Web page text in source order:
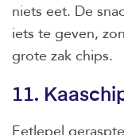
niets eet. De
iets te geven,
grote zak chips.
11.
Eetlepel